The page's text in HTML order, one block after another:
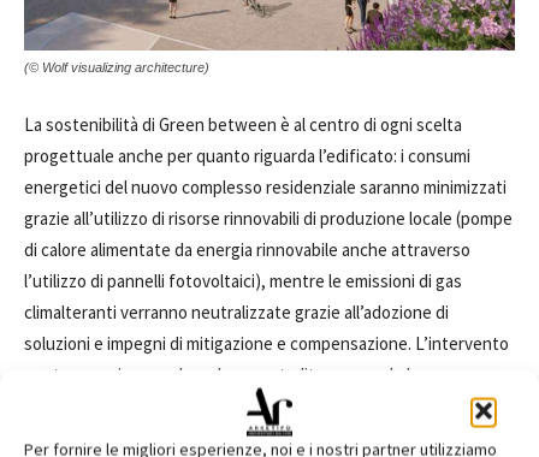
Per fornire le migliori esperienze, noi e i nostri partner utilizziamo
(© Wolf visualizing architecture)
La sostenibilità di Green between è al centro di ogni scelta
progettuale anche per quanto riguarda l’edificato: i consumi
energetici del nuovo complesso residenziale saranno minimizzati
grazie all’utilizzo di risorse rinnovabili di produzione locale (pompe
di calore alimentate da energia rinnovabile anche attraverso
l’utilizzo di pannelli fotovoltaici), mentre le emissioni di gas
climalteranti verranno neutralizzate grazie all’adozione di
soluzioni e impegni di mitigazione e compensazione. L’intervento
punta a raggiungere la carbon neutrality e prevede la
realizzazione di edifici che miglioreranno gli standard previsti per
gli NZEB (Nearly zero energy building). Come richiedeva il bando,